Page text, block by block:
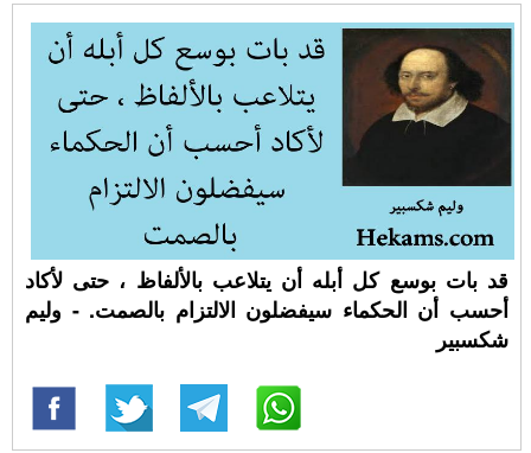
قد بات بوسع كل أبله أن يتلاعب بالألفاظ ، حتى لأكاد
أحسب أن الحكماء سيفضلون الالتزام بالصمت. - وليم
شكسبير